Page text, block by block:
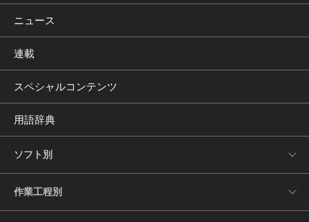
ニュース
連載
スペシャルコンテンツ
用語辞典
ソフト別
作業工程別